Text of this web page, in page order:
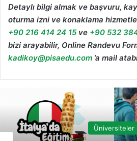
Detaylı bilgi almak ve başvuru,
oturma izni ve konaklama
+90 216 414 24 15 ve +90 532
bizi arayabilir, Online Randevu
kadikoy@pisaedu.com ’a mail
Üniversiteler